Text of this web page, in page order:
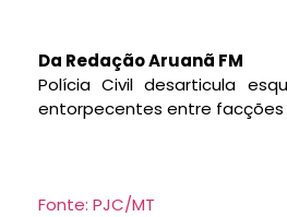
Da Redação Aruanã FM
Polícia Civil desarticula
entorpecentes entre facções
Fonte: PJC/MT